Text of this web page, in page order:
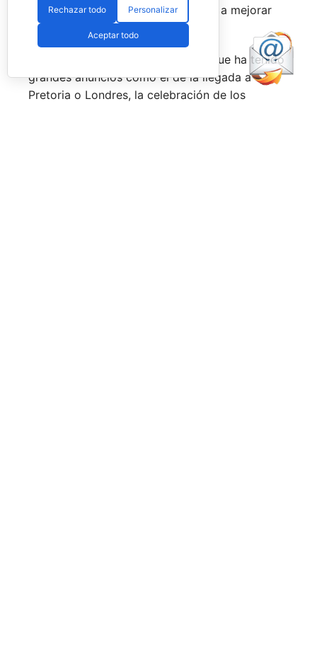
esa rivalidad que tienen, se obligan a mejorar
constantemente.
Una primera mitad de temporada que ha tenido
grandes anuncios como el de la llegada a
Pretoria o Londres, la celebración de los
Rechazar todo Personalizar
Aceptar todo